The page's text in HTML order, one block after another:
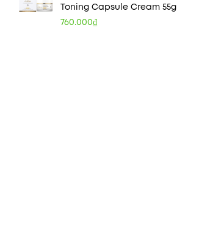
Toning Capsule Cream 55g
760.000₫